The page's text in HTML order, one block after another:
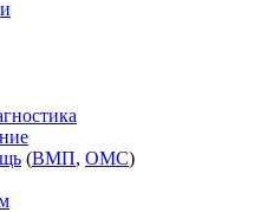
(ВМП, ОМС)